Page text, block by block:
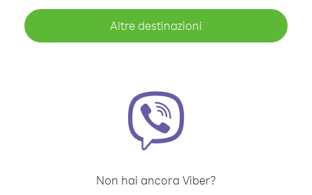
Altre destinazioni
Non hai ancora Viber?